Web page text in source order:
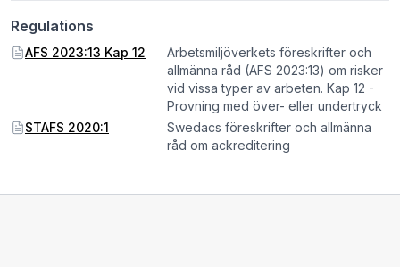
Regulations
AFS 2023:13 Kap 12
Arbetsmiljöverkets föreskrifter och
allmänna råd (AFS 2023:13) om risker
vid vissa typer av arbeten. Kap 12 -
Provning med över- eller undertryck
STAFS 2020:1
Swedacs föreskrifter och allmänna
råd om ackreditering